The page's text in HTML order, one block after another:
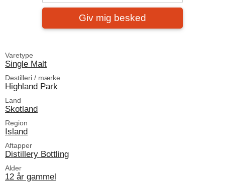
Giv mig besked
Varetype
Single Malt
Destilleri / mærke
Highland Park
Land
Skotland
Region
Island
Aftapper
Distillery Bottling
Alder
12 år gammel